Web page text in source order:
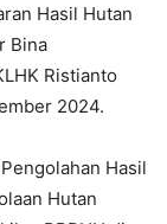
Hasil Hutan
Bina
Ristianto
2024.
Hasil
Hutan